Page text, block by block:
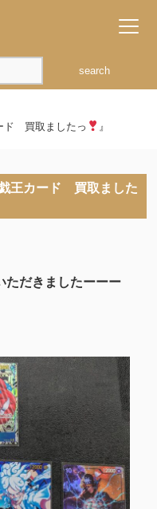
search
ド 買取ましたっ
』
王カード 買取ました
ただきましたーーー